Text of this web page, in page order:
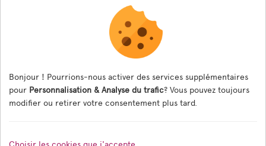
Associations
Formulaire panneaux digitaux
Les menus de la cantine
Documents règlementaires
Bonjour ! Pourrions-nous activer des services supplémentaires
pour Personnalisation & Analyse du trafic? Vous pouvez toujours
modifier ou retirer votre consentement plus tard.